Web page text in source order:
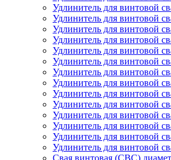
Удлинитель для винтовой
Удлинитель для винтовой
Удлинитель для винтовой
Удлинитель для винтовой
Удлинитель для винтовой
Удлинитель для винтовой
Удлинитель для винтовой
Удлинитель для винтовой
Удлинитель для винтовой
Удлинитель для винтовой
Удлинитель для винтовой
Удлинитель для винтовой
Удлинитель для винтовой
Удлинитель для винтовой